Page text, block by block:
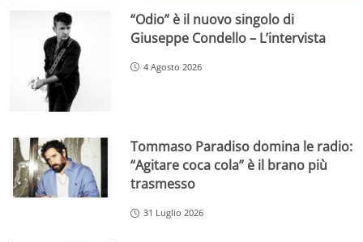
“Odio” è il nuovo singolo di
Giuseppe Condello – L’intervista
4 Agosto 2026
Tommaso Paradiso domina le radio:
“Agitare coca cola” è il brano più
trasmesso
31 Luglio 2026